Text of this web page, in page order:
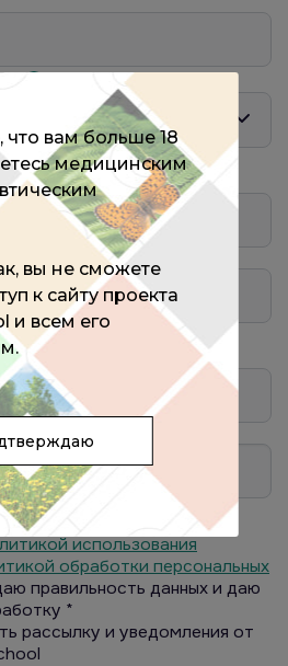
использования
обработки персональных
правильность данных и даю
*
рассылку и уведомления от
что вам больше 18
медицинским
вы не сможете
к сайту проекта
и всем его